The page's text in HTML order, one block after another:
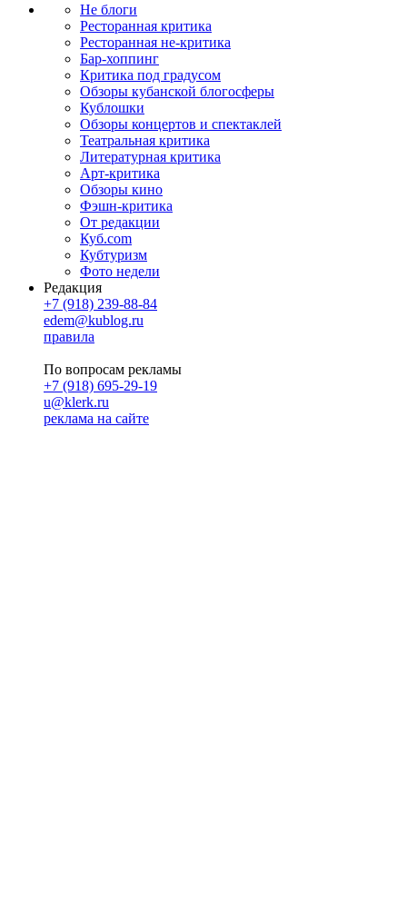
Не блоги
Ресторанная критика
Ресторанная не-критика
Бар-хоппинг
Критика под градусом
Обзоры кубанской блогосферы
Кублошки
Обзоры концертов и спектаклей
Театральная критика
Литературная критика
Арт-критика
Обзоры кино
Фэшн-критика
От редакции
Куб.com
Кубтуризм
Фото недели
Редакция
+7 (918) 239-88-84
edem@kublog.ru
правила
По вопросам рекламы
+7 (918) 695-29-19
u@klerk.ru
реклама на сайте